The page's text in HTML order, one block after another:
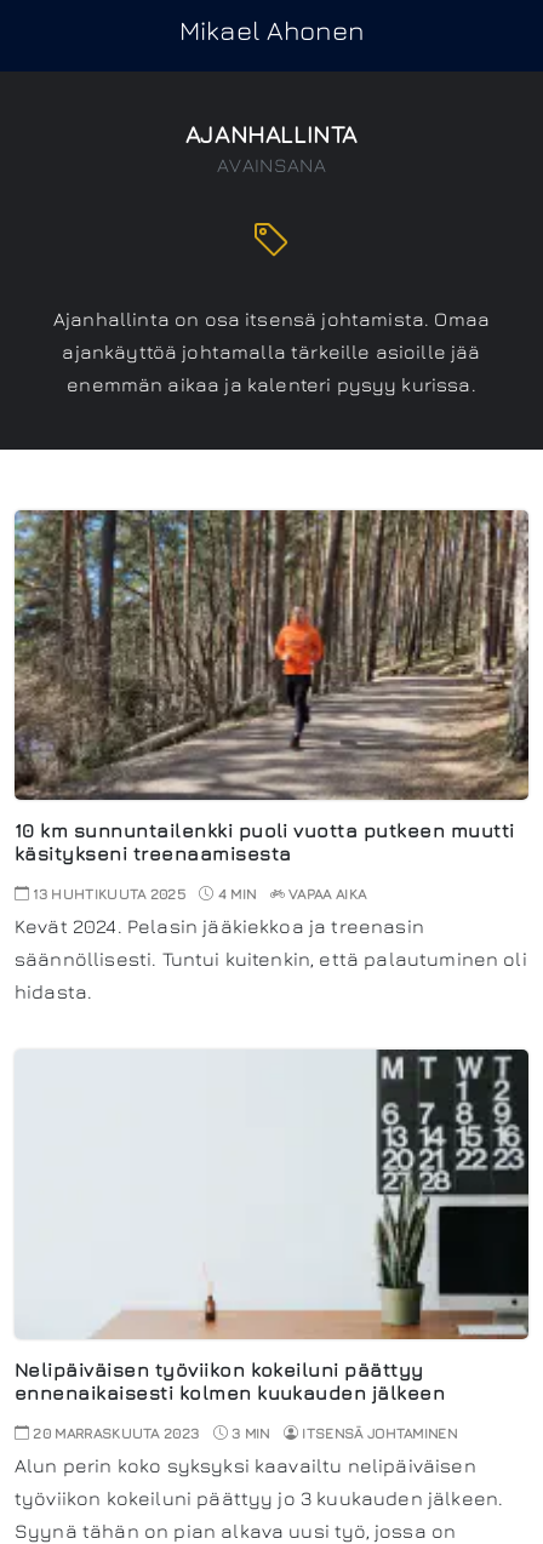
Mikael Ahonen
AJANHALLINTA
AVAINSANA
Ajanhallinta on osa itsensä johtamista. Omaa
ajankäyttöä johtamalla tärkeille asioille jää
enemmän aikaa ja kalenteri pysyy kurissa.
10 km sunnuntailenkki puoli vuotta putkeen muutti
käsitykseni treenaamisesta
13 HUHTIKUUTA 2025 4 MIN VAPAA AIKA
Kevät 2024. Pelasin jääkiekkoa ja treenasin
säännöllisesti. Tuntui kuitenkin, että palautuminen oli
hidasta.
Nelipäiväisen työviikon kokeiluni päättyy
ennenaikaisesti kolmen kuukauden jälkeen
20 MARRASKUUTA 2023 3 MIN ITSENSÄ JOHTAMINEN
Alun perin koko syksyksi kaavailtu nelipäiväisen
työviikon kokeiluni päättyy jo 3 kuukauden jälkeen.
Syynä tähän on pian alkava uusi työ, jossa on